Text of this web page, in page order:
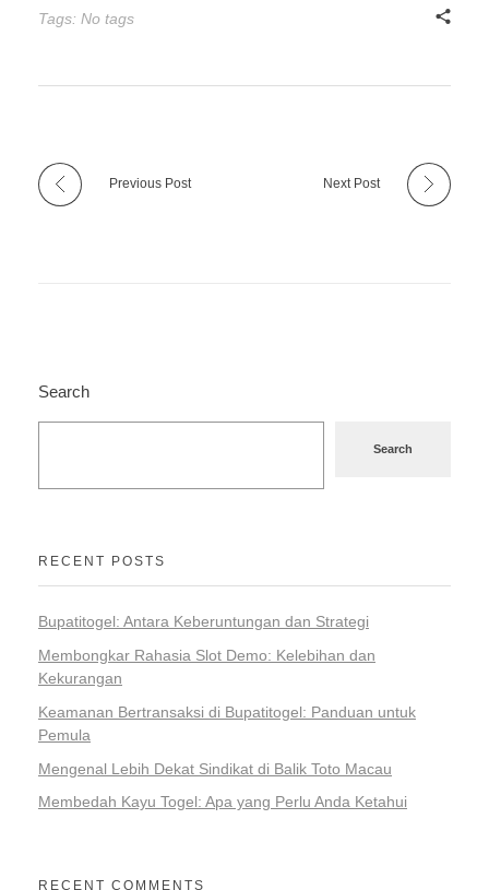
Tags: No tags
Previous Post Next Post
Search
Search
RECENT POSTS
Bupatitogel: Antara Keberuntungan dan Strategi
Membongkar Rahasia Slot Demo: Kelebihan dan
Kekurangan
Keamanan Bertransaksi di Bupatitogel: Panduan untuk
Pemula
Mengenal Lebih Dekat Sindikat di Balik Toto Macau
Membedah Kayu Togel: Apa yang Perlu Anda Ketahui
RECENT COMMENTS